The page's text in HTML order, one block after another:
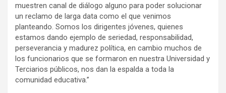
muestren canal de diálogo alguno para poder solucionar
un reclamo de larga data como el que venimos
planteando. Somos los dirigentes jóvenes, quienes
estamos dando ejemplo de seriedad, responsabilidad,
perseverancia y madurez política, en cambio muchos de
los funcionarios que se formaron en nuestra Universidad y
Terciarios públicos, nos dan la espalda a toda la
comunidad educativa.”